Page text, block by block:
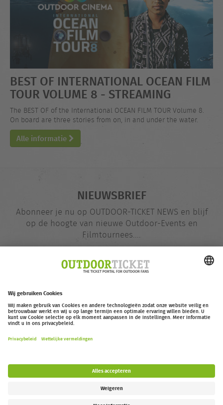
BEST OF INTERNATIONAL OCEAN FILM
TOUR VOLUME 8 - STREAMING
The BEST OF of the International OCEAN FILM TOUR Volume 8.
On board are three stories from on, in and under the water.
Alle informatie
NIEUWSBRIEF
Abonneer je nu op OUTDOOR-TICKET NEWS en blijf
op de hoogte van nieuwe Outdoor-Events en
Filmtournees....
mailadres
outdoor-ticket.net– Een project van
Toegankelijkheidsverklaring